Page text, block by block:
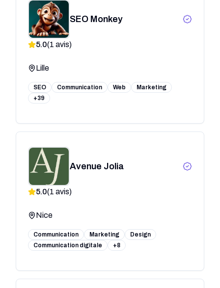
SEO Monkey
5.0(1 avis)
Lille
SEO Communication Web
Marketing
+39
Avenue Jolia
5.0(1 avis)
Nice
Communication Marketing
Design
Communication digitale
+8